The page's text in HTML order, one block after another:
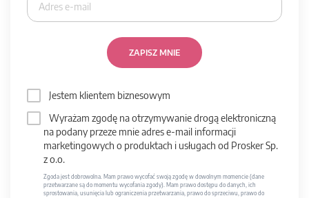
ZAPISZ MNIE
Jestem klientem biznesowym
Wyrażam zgodę na otrzymywanie drogą elektroniczną
na podany przeze mnie adres e-mail informacji
marketingowych o produktach i usługach od Prosker Sp.
z o.o.
Zgoda jest dobrowolna. Mam prawo wycofać swoją zgodę w dowolnym momencie (dane
przetwarzane są do momentu wycofania zgody). Mam prawo dostępu do danych, ich
sprostowania, usunięcia lub ograniczenia przetwarzania, prawo do sprzeciwu, prawo do